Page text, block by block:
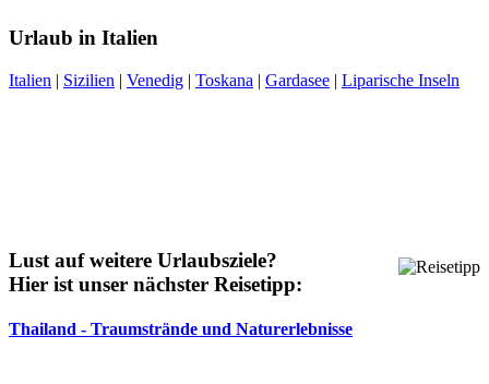
Urlaub in Italien
Italien | Sizilien | Venedig | Toskana | Gardasee | Liparische Inseln
Lust auf weitere Urlaubsziele?
Hier ist unser nächster Reisetipp:
Thailand - Traumstrände und Naturerlebnisse